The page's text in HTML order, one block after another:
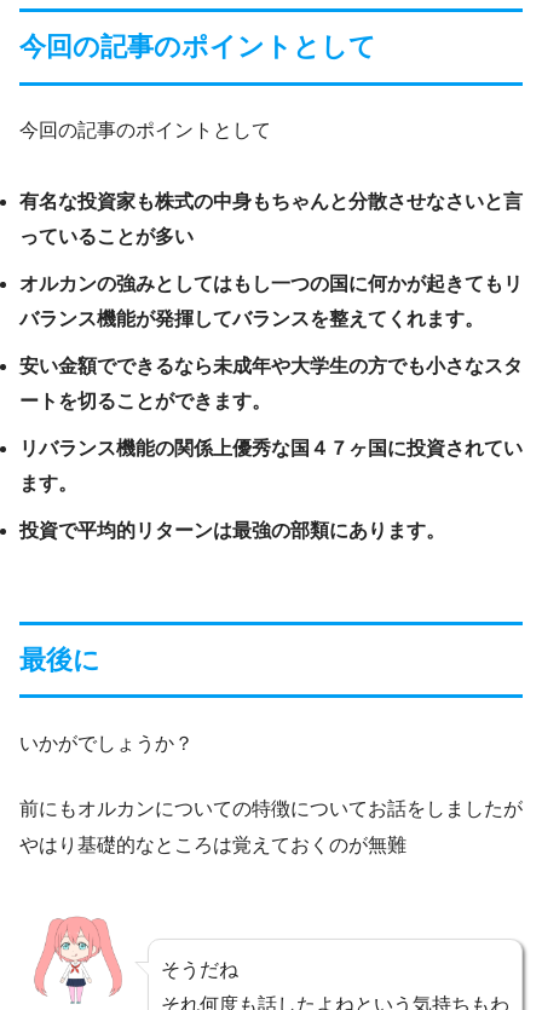
今回の記事のポイントとして
今回の記事のポイントとして
有名な投資家も株式の中身もちゃんと分散させなさいと言
っていることが多い
オルカンの強みとしてはもし一つの国に何かが起きてもリ
バランス機能が発揮してバランスを整えてくれます。
安い金額でできるなら未成年や大学生の方でも小さなスタ
ートを切ることができます。
リバランス機能の関係上優秀な国４７ヶ国に投資されてい
ます。
投資で平均的リターンは最強の部類にあります。
最後に
いかがでしょうか？
前にもオルカンについての特徴についてお話をしましたが
やはり基礎的なところは覚えておくのが無難
そうだね
それ何度も話したよねという気持ちもわ